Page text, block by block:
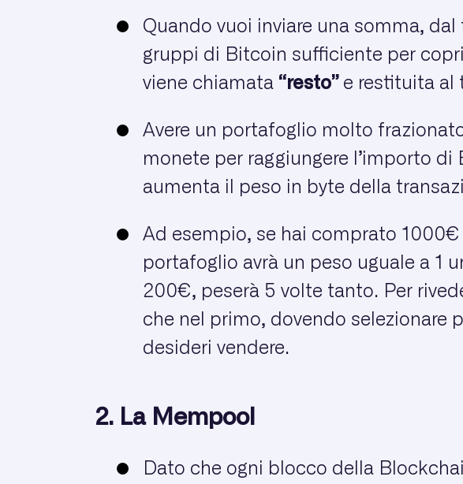
Quando vuoi inviare una somma,
gruppi di Bitcoin sufficiente per
viene chiamata “resto”e restituita al
Avere un portafoglio molto
monete per raggiungere l’importo
aumenta il peso in byte della
Ad esempio, se hai comprato
portafoglio avrà un peso uguale a 1
200€, peserà 5 volte tanto. Per
che nel primo, dovendo selezionare
desideri vendere.
2. La Mempool
Dato che ogni blocco della